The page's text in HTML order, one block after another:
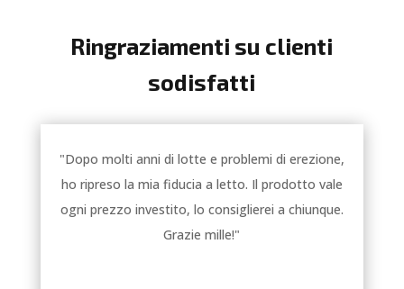
Ringraziamenti su clienti
sodisfatti
"Dopo molti anni di lotte e problemi di erezione,
ho ripreso la mia fiducia a letto. Il prodotto vale
ogni prezzo investito, lo consiglierei a chiunque.
Grazie mille!"